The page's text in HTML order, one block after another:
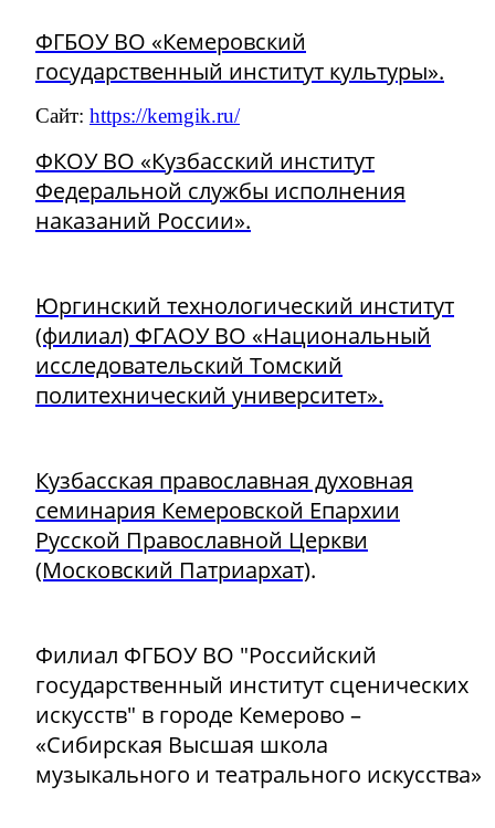
ФГБОУ ВО «Кемеровский
государственный институт культуры».
Сайт: https://kemgik.ru/
ФКОУ ВО «Кузбасский институт
Федеральной службы исполнения
наказаний России».
Юргинский технологический институт
(филиал) ФГАОУ ВО «Национальный
исследовательский Томский
политехнический университет».
Кузбасская православная духовная
семинария Кемеровской Епархии
Русской Православной Церкви
(Московский Патриархат).
Филиал ФГБОУ ВО "Российский
государственный институт сценических
искусств" в городе Кемерово –
«Сибирская Высшая школа
музыкального и театрального искусства»